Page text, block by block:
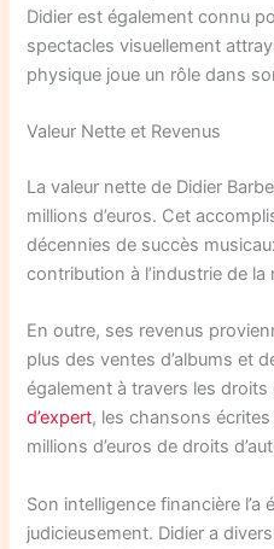
Didier est également connu
spectacles visuellement
physique joue un rôle dans
Valeur Nette et Revenus
La valeur nette de Didier
millions d’euros. Cet
décennies de succès
contribution à l’industrie de
En outre, ses revenus
plus des ventes d’albums et
également à travers les droits
d’expert, les chansons
millions d’euros de droits
Son intelligence financière l’a
judicieusement. Didier a